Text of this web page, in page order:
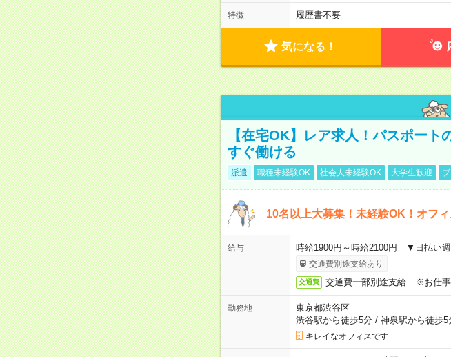
特徴 履歴書不要
気になる！
【在宅OK】レア求人！パスポート
すぐ働ける
派遣 職種未経験OK 社会人未経験OK 大学生歓迎
10名以上大募集！未経験OK！オフ
給与 時給1900円～時給2100円 ▼日払い
交通費別途支給あり
交通費 交通費一部別途支給 ※お仕事
勤務地
東京都渋谷区
渋谷駅から徒歩5分/ 神泉駅から徒歩5
キレイなオフィスです